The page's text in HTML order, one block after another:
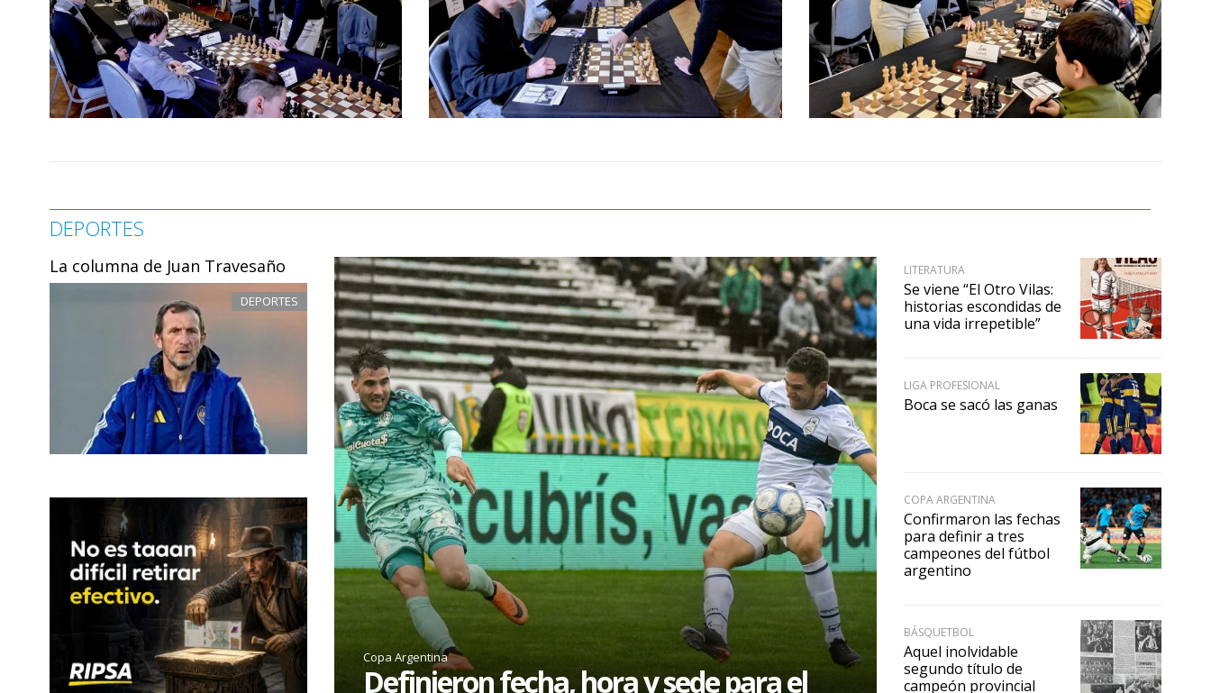
DEPORTES
La columna de Juan Travesaño
DEPORTES
Copa Argentina
Definieron fecha, hora y sede para el
LITERATURA
Se viene “El Otro Vilas:
historias escondidas de
una vida irrepetible”
LIGA PROFESIONAL
Boca se sacó las ganas
COPA ARGENTINA
Confirmaron las fechas
para definir a tres
campeones del fútbol
argentino
BÁSQUETBOL
Aquel inolvidable
segundo título de
campeón provincial